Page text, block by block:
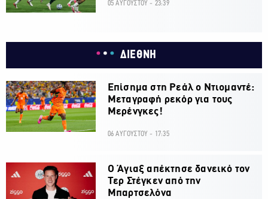
05 ΑΥΓΟΥΣΤΟΥ - 23:39
ΔΙΕΘΝΗ
Επίσημα στη Ρεάλ ο Ντιομαντέ:
Μεταγραφή ρεκόρ για τους
Μερένγκες!
06 ΑΥΓΟΥΣΤΟΥ - 17:35
Ο Άγιαξ απέκτησε δανεικό τον
Τερ Στέγκεν από την
Μπαρτσελόνα